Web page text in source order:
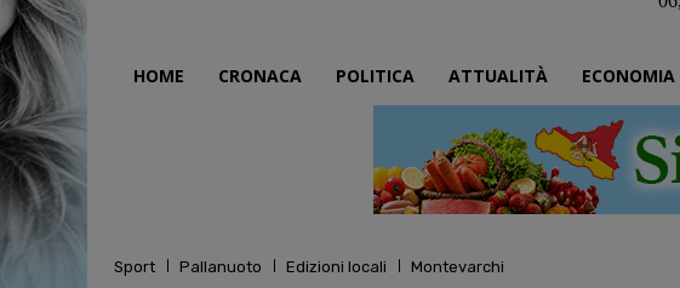
HOME CRONACA POLITICA ATTUALITÀ ECONOMIA
Sport Pallanuoto Edizioni locali Montevarchi